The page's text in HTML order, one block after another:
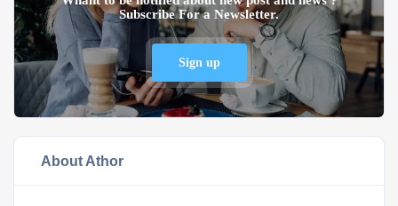
Subscribe For a Newsletter.
Sign up
About Athor